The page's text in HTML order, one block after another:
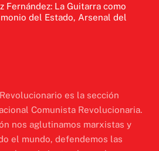
Fernández: La Guitarra como
del Estado, Arsenal del
es la sección
Comunista Revolucionaria.
nos aglutinamos marxistas y
el mundo, defendemos las